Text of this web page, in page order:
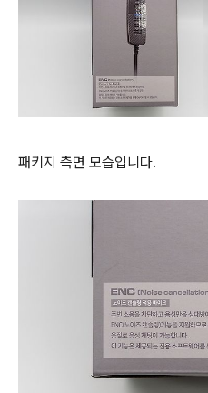
패키지 측면 모습입니다.